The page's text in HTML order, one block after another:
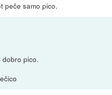
peče samo pico.
dobro pico.